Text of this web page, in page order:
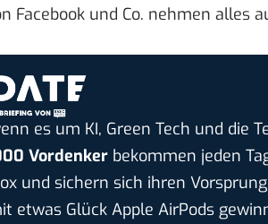
und Co. nehmen alles
es um KI, Green Tech und die
Vordenkerbekommen jeden
und sichern sich ihren
etwas Glück Apple AirPods